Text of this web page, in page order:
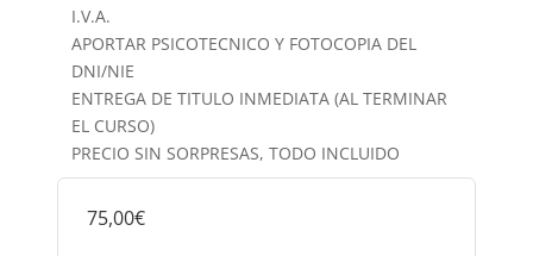
I.V.A.
APORTAR PSICOTECNICO Y FOTOCOPIA DEL
DNI/NIE
ENTREGA DE TITULO INMEDIATA (AL TERMINAR
EL CURSO)
PRECIO SIN SORPRESAS, TODO INCLUIDO
75,00€